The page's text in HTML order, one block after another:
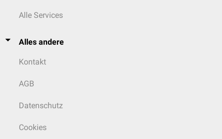
Alle Services
Alles andere
Kontakt
AGB
Datenschutz
Cookies